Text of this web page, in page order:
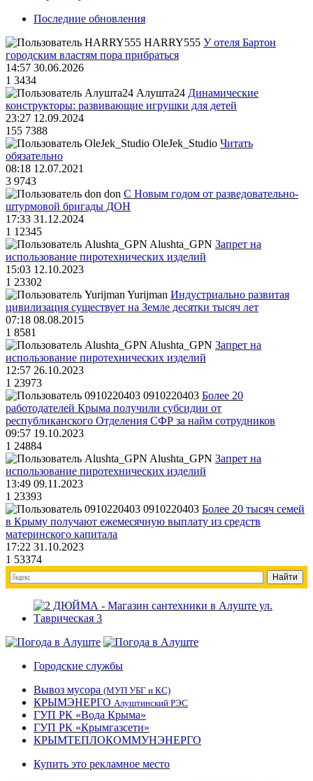
Последние обновления
HARRY555 У отеля Бартон
городским властям пора прибраться
14:57 30.06.2026
1 3434
Алушта24 Динамические
конструкторы: развивающие игрушки для детей
23:27 12.09.2024
155 7388
OleJek_Studio Читать
обязательно
08:18 12.07.2021
3 9743
don С Новым годом от разведовательно-
штурмовой бригады ДОН
17:33 31.12.2024
1 12345
Alushta_GPN Запрет на
использование пиротехнических изделий
15:03 12.10.2023
1 23302
Yurijman Индустриально развитая
цивилизация существует на Земле десятки тысяч лет
07:18 08.08.2015
1 8581
Alushta_GPN Запрет на
использование пиротехнических изделий
12:57 26.10.2023
1 23973
0910220403 Более 20
работодателей Крыма получили субсидии от
республиканского Отделения СФР за найм сотрудников
09:57 19.10.2023
1 24884
Alushta_GPN Запрет на
использование пиротехнических изделий
13:49 09.11.2023
1 23393
0910220403 Более 20 тысяч семей
в Крыму получают ежемесячную выплату из средств
материнского капитала
17:22 31.10.2023
1 53374
Городские службы
Вывоз мусора (МУП УБГ и КС)
КРЫМЭНЕРГО Алуштинский РЭС
ГУП РК «Вода Крыма»
ГУП РК «Крымгазсети»
КРЫМТЕПЛОКОММУНЭНЕРГО
Купить это рекламное место